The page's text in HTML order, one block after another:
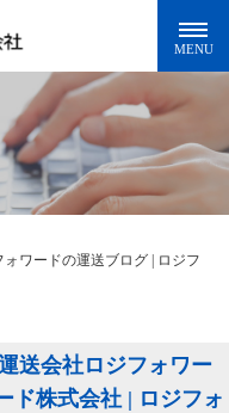
ワードの運送ブログ | ロジフ
送会社ロジフォワー
ド株式会社 | ロジフォ